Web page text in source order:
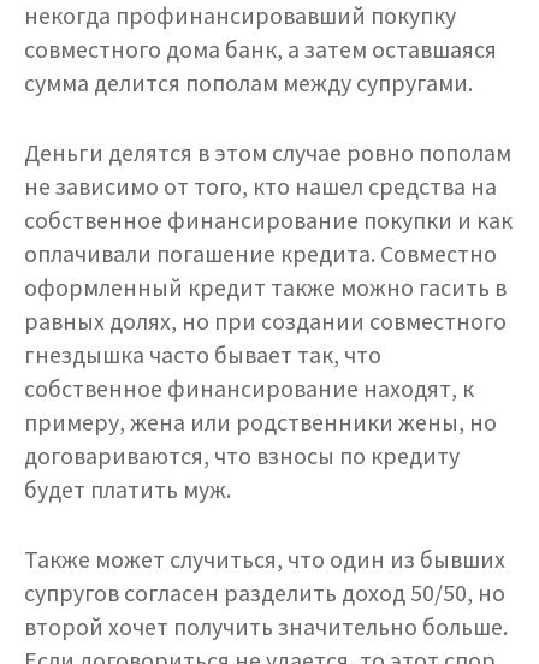
некогда профинансировавший покупку
совместного дома банк, а затем оставшаяся
сумма делится пополам между супругами.
Деньги делятся в этом случае ровно пополам
не зависимо от того, кто нашел средства на
собственное финансирование покупки и как
оплачивали погашение кредита. Совместно
оформленный кредит также можно гасить в
равных долях, но при создании совместного
гнездышка часто бывает так, что
собственное финансирование находят, к
примеру, жена или родственники жены, но
договариваются, что взносы по кредиту
будет платить муж.
Также может случиться, что один из бывших
супругов согласен разделить доход 50/50, но
второй хочет получить значительно больше.